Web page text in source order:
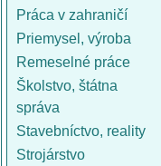
Práca v zahraničí
Priemysel, výroba
Remeselné práce
Školstvo, štátna
správa
Stavebníctvo, reality
Strojárstvo